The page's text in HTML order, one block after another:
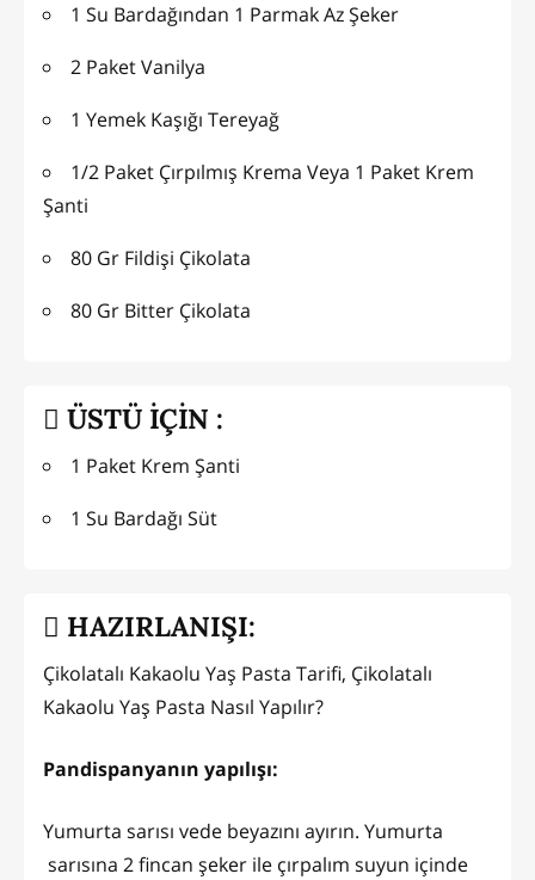
1 Su Bardağından 1 Parmak Az Şeker
2 Paket Vanilya
1 Yemek Kaşığı Tereyağ
1/2 Paket Çırpılmış Krema Veya 1 Paket Krem
Şanti
80 Gr Fildişi Çikolata
80 Gr Bitter Çikolata
ÜSTÜ İÇİN :
1 Paket Krem Şanti
1 Su Bardağı Süt
HAZIRLANIŞI:
Çikolatalı Kakaolu Yaş Pasta Tarifi, Çikolatalı
Kakaolu Yaş Pasta Nasıl Yapılır?
Pandispanyanın yapılışı:
Yumurta sarısı vede beyazını ayırın. Yumurta
sarısına 2 fincan şeker ile çırpalım suyun içinde